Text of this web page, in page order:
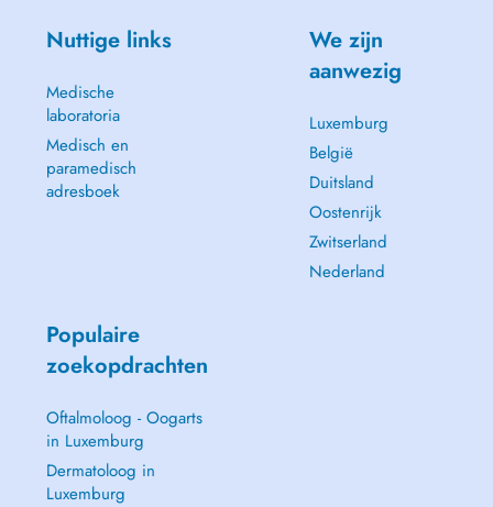
Nuttige links
Medische
laboratoria
Medisch en
paramedisch
adresboek
We zijn
aanwezig
Luxemburg
België
Duitsland
Oostenrijk
Zwitserland
Nederland
Populaire
zoekopdrachten
Oftalmoloog - Oogarts
in Luxemburg
Dermatoloog in
Luxemburg